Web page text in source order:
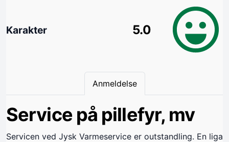
Karakter 5.0
Anmeldelse
Service på pillefyr, mv
Servicen ved Jysk Varmeservice er outstandling. En liga